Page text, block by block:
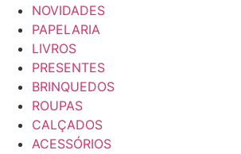
NOVIDADES
PAPELARIA
LIVROS
PRESENTES
BRINQUEDOS
ROUPAS
CALÇADOS
ACESSÓRIOS